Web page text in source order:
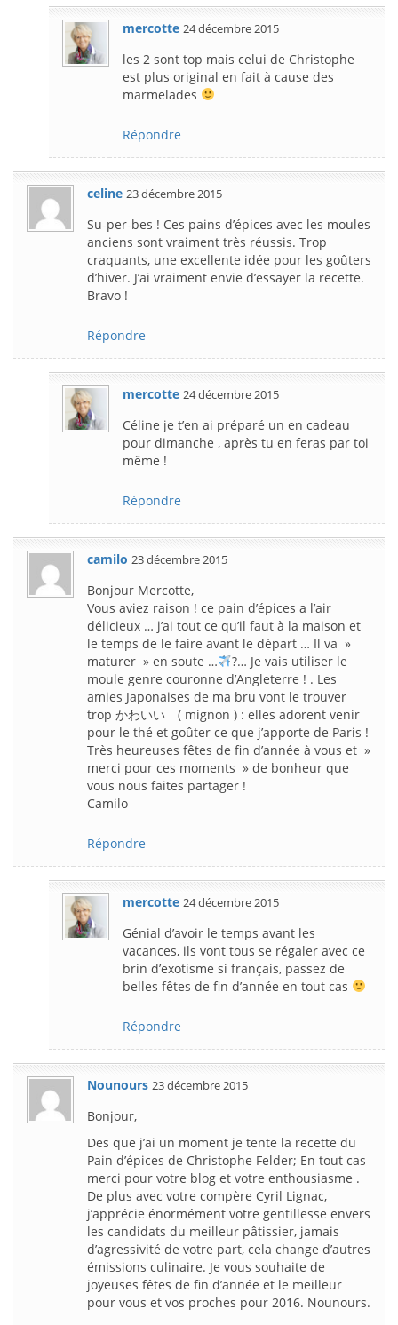
mercotte 24 décembre 2015
les 2 sont top mais celui de Christophe
est plus original en fait à cause des
marmelades
Répondre
celine 23 décembre 2015
Su-per-bes ! Ces pains d’épices avec les moules
anciens sont vraiment très réussis. Trop
craquants, une excellente idée pour les goûters
d’hiver. J’ai vraiment envie d’essayer la recette.
Bravo !
Répondre
mercotte 24 décembre 2015
Céline je t’en ai préparé un en cadeau
pour dimanche , après tu en feras par toi
même !
Répondre
camilo 23 décembre 2015
Bonjour Mercotte,
Vous aviez raison ! ce pain d’épices a l’air
délicieux … j’ai tout ce qu’il faut à la maison et
le temps de le faire avant le départ … Il va »
maturer » en soute …
?… Je vais utiliser le
moule genre couronne d’Angleterre ! . Les
amies Japonaises de ma bru vont le trouver
trop かわいい ( mignon ) : elles adorent venir
pour le thé et goûter ce que j’apporte de Paris !
Très heureuses fêtes de fin d’année à vous et »
merci pour ces moments » de bonheur que
vous nous faites partager !
Camilo
Répondre
mercotte 24 décembre 2015
Génial d’avoir le temps avant les
vacances, ils vont tous se régaler avec ce
brin d’exotisme si français, passez de
belles fêtes de fin d’année en tout cas
Répondre
Nounours 23 décembre 2015
Bonjour,
Des que j’ai un moment je tente la recette du
Pain d’épices de Christophe Felder; En tout cas
merci pour votre blog et votre enthousiasme .
De plus avec votre compère Cyril Lignac,
j’apprécie énormément votre gentillesse envers
les candidats du meilleur pâtissier, jamais
d’agressivité de votre part, cela change d’autres
émissions culinaire. Je vous souhaite de
joyeuses fêtes de fin d’année et le meilleur
pour vous et vos proches pour 2016. Nounours.